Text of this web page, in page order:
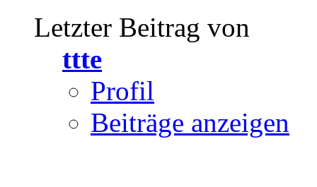
Letzter Beitrag von
ttte
Profil
Beiträge anzeigen